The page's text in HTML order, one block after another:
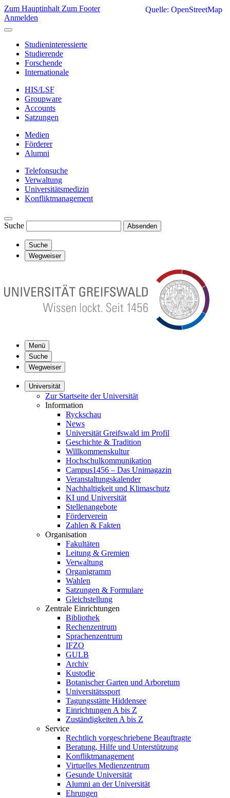
Zum Hauptinhalt Zum Footer
Anmelden
Studieninteressierte
Studierende
Forschende
Internationale
HIS/LSF
Groupware
Accounts
Satzungen
Medien
Förderer
Alumni
Telefonsuche
Verwaltung
Universitätsmedizin
Konfliktmanagement
Suche Absenden
Suche
Wegweiser
Menü
Suche
Wegweiser
Universität
Zur Startseite der Universität
Information
Ryckschau
News
Universität Greifswald im Profil
Geschichte & Tradition
Willkommenskultur
Hochschulkommunikation
Campus1456 – Das Unimagazin
Veranstaltungskalender
Nachhaltigkeit und Klimaschutz
KI und Universität
Stellenangebote
Förderverein
Zahlen & Fakten
Organisation
Fakultäten
Leitung & Gremien
Verwaltung
Organigramm
Wahlen
Satzungen & Formulare
Gleichstellung
Zentrale Einrichtungen
Bibliothek
Rechenzentrum
Sprachenzentrum
IFZO
GULB
Archiv
Kustodie
Botanischer Garten und Arboretum
Universitätssport
Tagungsstätte Hiddensee
Einrichtungen A bis Z
Zuständigkeiten A bis Z
Service
Rechtlich vorgeschriebene Beauftragte
Beratung, Hilfe und Unterstützung
Konfliktmanagement
Virtuelles Medienzentrum
Gesunde Universität
Alumni an der Universität
Ehrungen
Quelle: OpenStreetMap